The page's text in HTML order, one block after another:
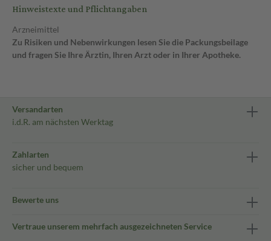
Hinweistexte und Pflichtangaben
Arzneimittel
Zu Risiken und Nebenwirkungen lesen Sie die Packungsbeilage
und fragen Sie Ihre Ärztin, Ihren Arzt oder in Ihrer Apotheke.
Versandarten
i.d.R. am nächsten Werktag
Zahlarten
sicher und bequem
Bewerte uns
Vertraue unserem mehrfach ausgezeichneten Service